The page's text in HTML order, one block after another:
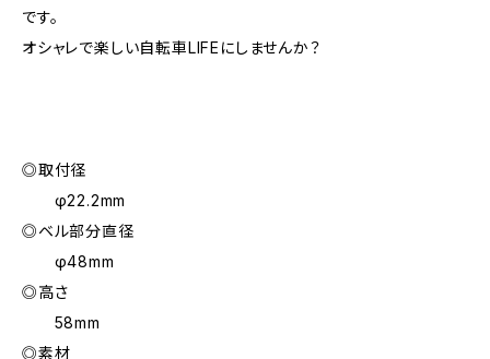
です。
オシャレで楽しい自転車LIFEにしませんか？
◎取付径
φ22.2mm
◎ベル部分直径
φ48mm
◎高さ
58mm
◎素材